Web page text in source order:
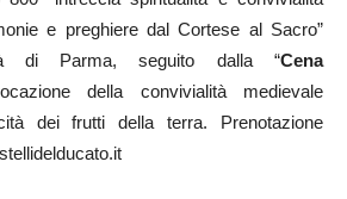
e preghiere dal Cortese al Sacro”
di Parma, seguito dalla “Cena
della convivialità medievale
dei frutti della terra. Prenotazione